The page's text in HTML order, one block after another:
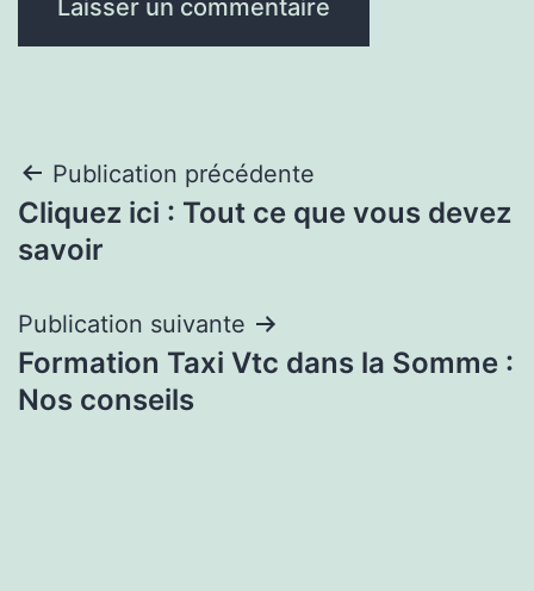
Navigation
de
Publication précédente
Cliquez ici : Tout ce que vous devez
savoir
Publication suivante
Formation Taxi Vtc dans la Somme :
Nos conseils